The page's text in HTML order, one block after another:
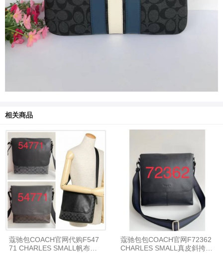
相关商品
蔻驰包COACH官网代购F547
71 CHARLES SMALL帆布邮
蔻驰包包COACH官网F72362
CHARLES SMALL真皮斜挎包